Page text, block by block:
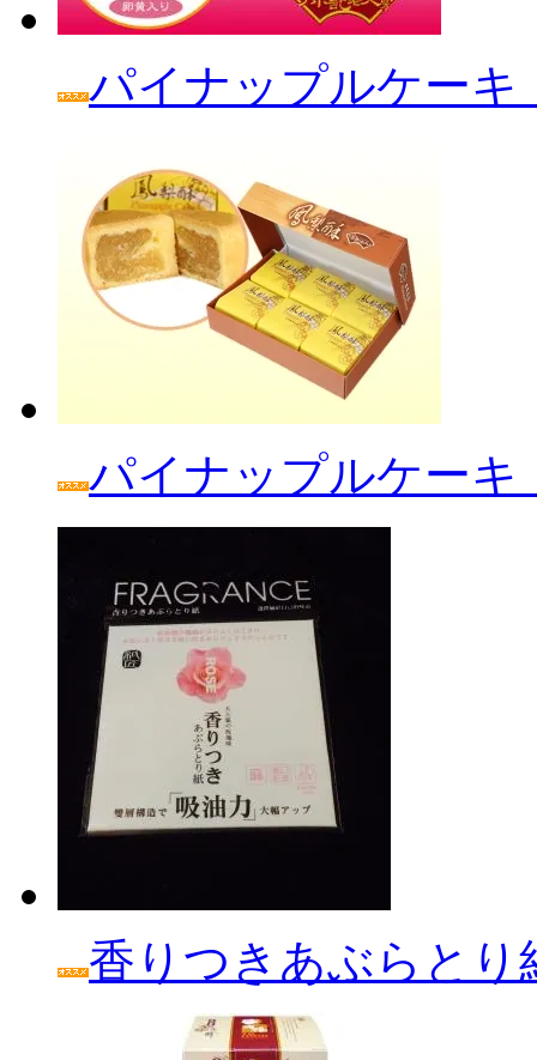
パイナップルケーキ
パイナップルケーキ
香りつきあぶらとり